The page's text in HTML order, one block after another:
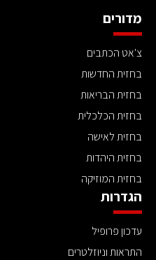
מדורים
צ'אט הכתבים
בחזית החדשות
בחזית הבריאות
בחזית הכלכלית
בחזית לאישה
בחזית היהדות
בחזית המוזיקה
הגדרות
עדכון פרופיל
התראות וניוזלטרים